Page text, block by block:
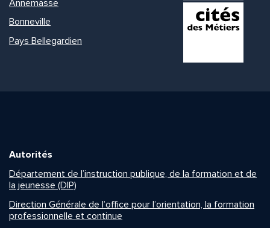
Annemasse
Bonneville
Pays Bellegardien
Autorités
Département de l’instruction publique, de la formation et de
la jeunesse (DIP)
Direction Générale de l’office pour l’orientation, la formation
professionnelle et continue